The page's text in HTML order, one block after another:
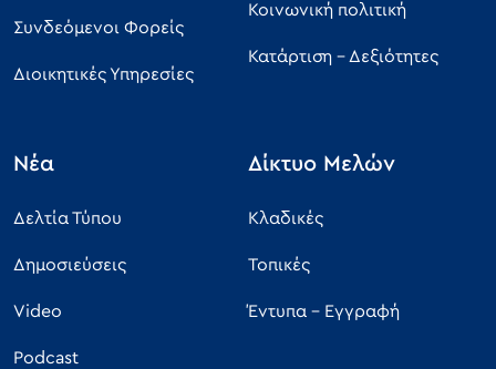
ΣΥΜΒΟΥΛΟΣ ΔΣ
ΒΑΣΙΛΕΙΟΣ
ΣΥΜΒΟΥΛΟΣ ΔΣ
ΚΟΥΝΤΟΥΡΓΙΑΝΝΗΣ
ΑΓΓΕΛΟΣ
ΣΥΜΒΟΥΛΟΣ ΔΣ
ΛΑΤΣΙΟΣ ΓΕΩΡΓΙΟΣ
Συνδεόμενοι Φορείς
Διοικητικές Υπηρεσίες
Κοινωνική πολιτική
Κατάρτιση - Δεξιότητες
Νέα
Δελτία Τύπου
Δημοσιεύσεις
Video
Podcast
Δίκτυο Μελών
Κλαδικές
Τοπικές
Έντυπα - Εγγραφή